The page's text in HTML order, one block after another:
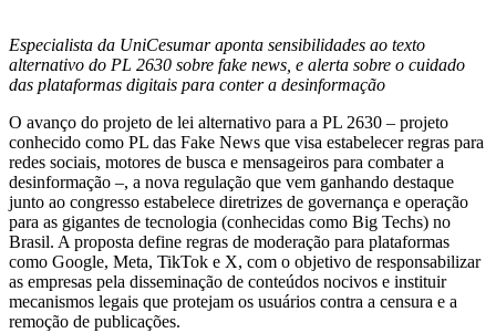
Especialista da UniCesumar aponta sensibilidades ao texto
alternativo do PL 2630 sobre fake news, e alerta sobre o cuidado
das plataformas digitais para conter a desinformação
O avanço do projeto de lei alternativo para a PL 2630 – projeto
conhecido como PL das Fake News que visa estabelecer regras para
redes sociais, motores de busca e mensageiros para combater a
desinformação –, a nova regulação que vem ganhando destaque
junto ao congresso estabelece diretrizes de governança e operação
para as gigantes de tecnologia (conhecidas como Big Techs) no
Brasil. A proposta define regras de moderação para plataformas
como Google, Meta, TikTok e X, com o objetivo de responsabilizar
as empresas pela disseminação de conteúdos nocivos e instituir
mecanismos legais que protejam os usuários contra a censura e a
remoção de publicações.